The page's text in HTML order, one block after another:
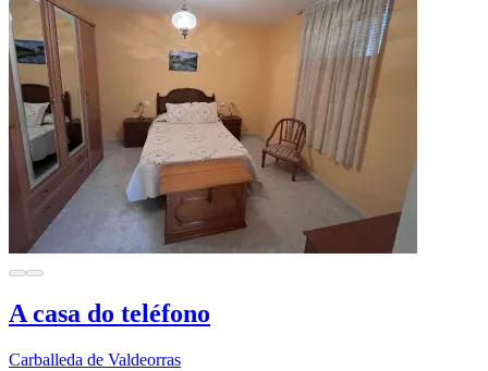
A casa do teléfono
Carballeda de Valdeorras